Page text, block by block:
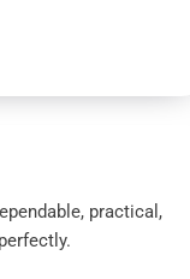
practical,